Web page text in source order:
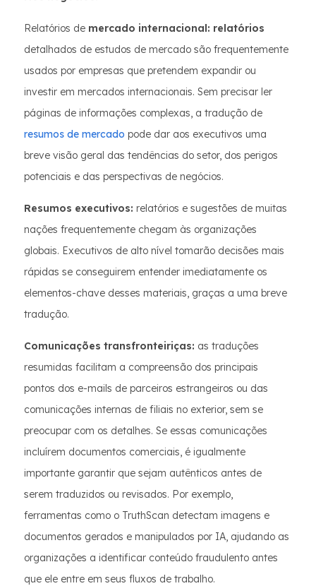
Relatórios de mercado internacional: relatórios
detalhados de estudos de mercado são frequentemente
usados por empresas que pretendem expandir ou
investir em mercados internacionais. Sem precisar ler
páginas de informações complexas, a tradução de
resumos de mercado pode dar aos executivos uma
breve visão geral das tendências do setor, dos perigos
potenciais e das perspectivas de negócios.
Resumos executivos: relatórios e sugestões de muitas
nações frequentemente chegam às organizações
globais. Executivos de alto nível tomarão decisões mais
rápidas se conseguirem entender imediatamente os
elementos-chave desses materiais, graças a uma breve
tradução.
Comunicações transfronteiriças: as traduções
resumidas facilitam a compreensão dos principais
pontos dos e-mails de parceiros estrangeiros ou das
comunicações internas de filiais no exterior, sem se
preocupar com os detalhes. Se essas comunicações
incluírem documentos comerciais, é igualmente
importante garantir que sejam autênticos antes de
serem traduzidos ou revisados. Por exemplo,
ferramentas como o TruthScan detectam imagens e
documentos gerados e manipulados por IA, ajudando as
organizações a identificar conteúdo fraudulento antes
que ele entre em seus fluxos de trabalho.